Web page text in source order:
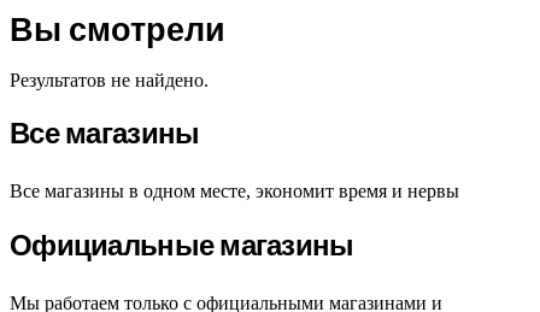
Вы смотрели
Результатов не найдено.
Все магазины
Все магазины в одном месте, экономит время и нервы
Официальные магазины
Мы работаем только с официальными магазинами и